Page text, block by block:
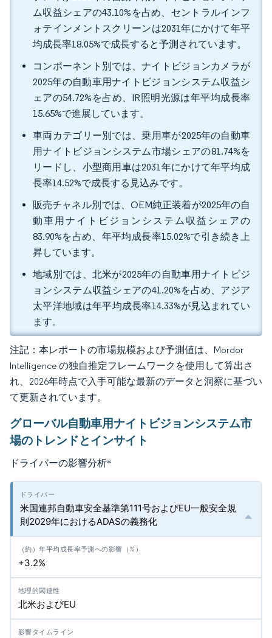
ム収益シェアの43.10%を占め、セントラルインフ
ォテインメントスクリーンは2031年にかけて年平
均成長率18.05%で成長すると予測されています。
コンポーネント別では、ナイトビジョンカメラが
2025年の自動車用ナイトビジョンシステム収益シ
ェアの54.72%を占め、IR照明光源は年平均成長率
15.65%で進展しています。
車両カテゴリー別では、乗用車が2025年の自動車
用ナイトビジョンシステム市場シェアの81.74%を
リードし、小型商用車は2031年にかけて年平均成
長率14.52%で成長する見込みです。
販売チャネル別では、OEM純正装着が2025年の自
動車用ナイトビジョンシステム収益シェアの
83.90%を占め、年平均成長率15.02%で引き続き上
昇しています。
地域別では、北米が2025年の自動車用ナイトビジ
ョンシステム収益シェアの41.20%を占め、アジア
太平洋地域は年平均成長率14.33%が見込まれてい
ます。
注記：本レポートの市場規模および予測値は、Mordor
Intelligence の独自推定フレームワークを使用して算出さ
れ、2026年時点で入手可能な最新のデータと洞察に基づい
て更新されています。
グローバル自動車用ナイトビジョンシステム市
場のトレンドとインサイト
ドライバーの影響分析*
米国連邦自動車安全基準第111号およびEU一般安全規
則2029年におけるADASの義務化
+3.2%
北米およびEU